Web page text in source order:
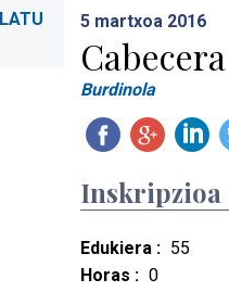
5 martxoa 2016
Burdinola
Inskripzioa
Edukiera : 55
Horas : 0